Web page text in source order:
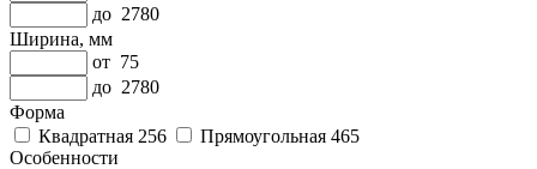
до 2780
Ширина, мм
от 75
до 2780
Форма
Квадратная 256 Прямоугольная 465
Особенности